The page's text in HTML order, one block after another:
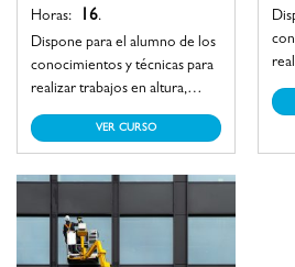
Horas: 16.
Dispone para el alumno de los
conocimientos y técnicas para
realizar trabajos en altura,
reconociendo los distintos
dispositivos, equipos, sistemas
posterior, realizar acciones de
cuerdas.
VER CURSO